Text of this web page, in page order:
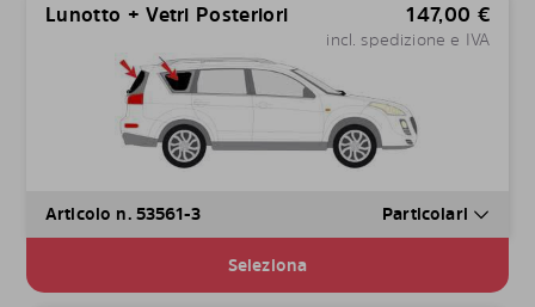
Lunotto + Vetri Posteriori 147,00 €
incl. spedizione e IVA
Articolo n. 53561-3 Particolari
Seleziona